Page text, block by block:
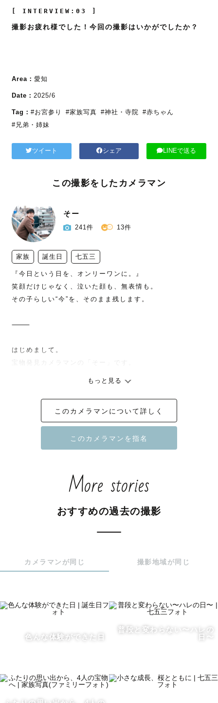
[ INTERVIEW:03 ]
撮影お疲れ様でした！今回の撮影はいかがでしたか？
Area： 愛知
Date： 2025/6
Tag： #お宮参り #家族写真 #神社・寺院 #赤ちゃん
#兄弟・姉妹
ツイート シェア LINEで送る
この撮影をしたカメラマン
そー
241件 13件
家族 誕生日 七五三
『今日という日を、オンリーワンに。』
笑顔だけじゃなく、泣いた顔も、無表情も。
その子らしい“今”を、そのまま残します。
⸻
はじめまして。
宝物発見カメラマンの「そー」です。
真"です。
「うちの子、人見知りで…」
撮影前の打ち合わせでは、
「どういう声かけが合いそうか」
もっと見る
このカメラマンについて詳しく
More stories
おすすめの過去の撮影
カメラマンが同じ 撮影地域が同じ
色んな体験ができた日
普段と変わらない〜ハレの
日〜